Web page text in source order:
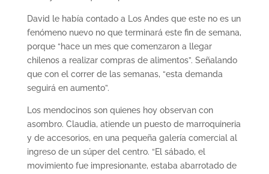
David le había contado a Los Andes que este no es un
fenómeno nuevo no que terminará este fin de semana,
porque “hace un mes que comenzaron a llegar
chilenos a realizar compras de alimentos”. Señalando
que con el correr de las semanas, “esta demanda
seguirá en aumento”.
Los mendocinos son quienes hoy observan con
asombro. Claudia, atiende un puesto de marroquineria
y de accesorios, en una pequeña galería comercial al
ingreso de un súper del centro. “El sábado, el
movimiento fue impresionante, estaba abarrotado de